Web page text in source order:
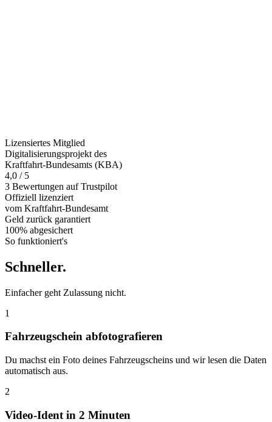
Lizensiertes Mitglied
Digitalisierungsprojekt des
Kraftfahrt-Bundesamts (KBA)
4,0 / 5
3 Bewertungen auf Trustpilot
Offiziell lizenziert
vom Kraftfahrt-Bundesamt
Geld zurück garantiert
100% abgesichert
So funktioniert's
Schneller.
Einfacher geht Zulassung nicht.
1
Fahrzeugschein abfotografieren
Du machst ein Foto deines Fahrzeugscheins und wir lesen die Daten
automatisch aus.
2
Video-Ident in 2 Minuten